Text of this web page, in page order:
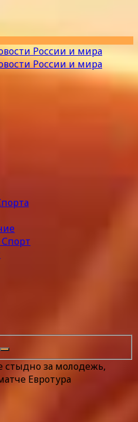
стыдно за молодежь,
Евротура